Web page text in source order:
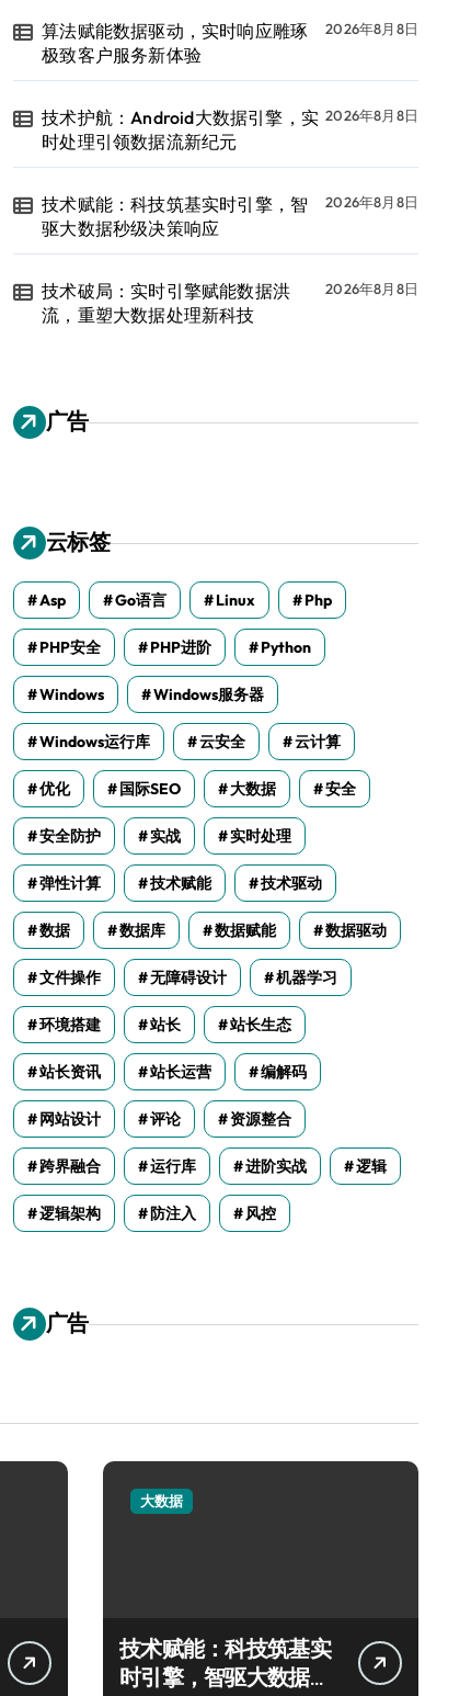
算法赋能数据驱动，实时响应雕琢
极致客户服务新体验
2026年8月8日
技术护航：Android大数据引擎，实
时处理引领数据流新纪元
2026年8月8日
技术赋能：科技筑基实时引擎，智
驱大数据秒级决策响应
2026年8月8日
技术破局：实时引擎赋能数据洪
流，重塑大数据处理新科技
2026年8月8日
广告
云标签
Asp Go语言 Linux Php
PHP安全 PHP进阶 Python
Windows Windows服务器
Windows运行库 云安全 云计算
优化 国际SEO 大数据 安全
安全防护 实战 实时处理
弹性计算 技术赋能 技术驱动
数据 数据库 数据赋能 数据驱动
文件操作 无障碍设计 机器学习
环境搭建 站长 站长生态
站长资讯 站长运营 编解码
网站设计 评论 资源整合
跨界融合 运行库 进阶实战 逻辑
逻辑架构 防注入 风控
广告
大数据
技术赋能：科技筑基实
时引擎，智驱大数据秒